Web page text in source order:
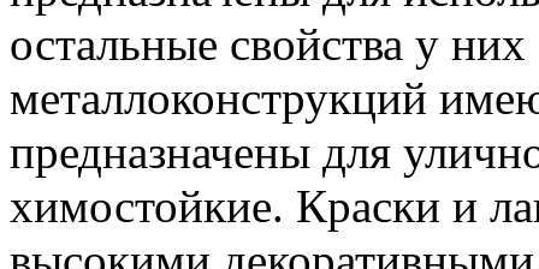
остальные свойства у
металлоконструкций
предназначены для
химостойкие. Краски и